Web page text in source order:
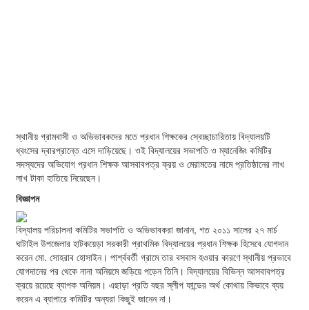
স্থানীয় গ্রামবাসী ও অভিভাবকদের মতে প্রধান শিক্ষকের স্বেচ্ছাচারিতায় বিদ্যালয়টি
ধ্বংসের দ্বারপ্রান্তে এসে দাড়িয়েছে। ওই বিদ্যালয়ের সভাপতি ও ম্যানেজিং কমিটির
সদস্যদের অভিযোগ প্রধান শিক্ষক আসবাবপত্র ক্রয় ও মেরামতের নামে প্রতিষ্ঠানের লাখ
লাখ টাকা হাতিয়ে নিয়েছেন।
বিজ্ঞাপন
বিদ্যালয় পরিচালনা কমিটির সভাপতি ও অভিভাবকরা জানান, গত ২০১১ সালের ২৭ মার্চ
ঘাটাইল উপজেলার হাটকয়েড়া সরকারী প্রাথমিক বিদ্যালয়ের প্রধান শিক্ষক হিসেবে যোগদান
করেন মো. সোহরাব হোসাইন। পার্শ্ববর্তী গ্রামে তার বসবাস হওয়ার কারণে স্থানীয় প্রভাবে
যোগদানের পর থেকে নানা অনিয়মে জড়িয়ে পড়েন তিনি। বিদ্যালয়ের বিভিন্ন আসবাবপত্র
ক্রয়ে রয়েছে ব্যাপক অনিয়ম। এছাড়া প্রতি বছর স্লীপ ফান্ডের অর্থ কোথায় কিভাবে ব্যয়
করেন এ ব্যাপারে কমিটির অন্যরা কিছুই জানেন না।